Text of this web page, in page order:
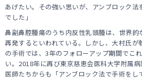
あげたい。その強い思いが、アンブロック法
でした」
鼻副鼻腔腫瘍のうち内反性乳頭腫は、世界
再発するといわれている。しかし、大村氏が
の手術では、3年のフォローアップ期間でこ
い。2018年に再び東京慈恵会医科大学附属
医師たちからも「アンブロック法で手術をし